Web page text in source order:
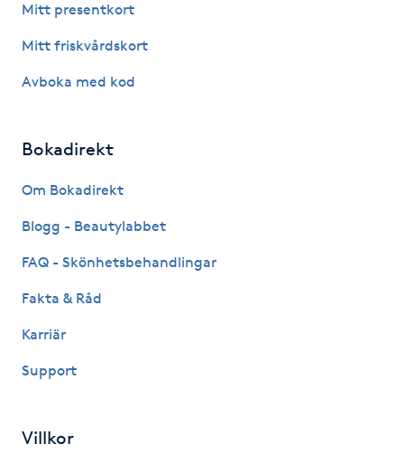
Föning
Gel naglar
Gellack
Gellack med förstärkning
Mitt presentkort
Mitt friskvårdskort
Avboka med kod
Bokadirekt
Om Bokadirekt
Blogg - Beautylabbet
FAQ - Skönhetsbehandlingar
Fakta & Råd
Karriär
Support
Villkor